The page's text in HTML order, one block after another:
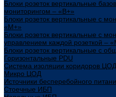
Блоки розеток вертикальные
мониторингом – «В+»
Блоки розеток вертикальные с
«М+»
Блоки розеток вертикальные с
управлением каждой розеткой –
Блоки розеток вертикальные с
Горизонтальные PDU
Система изоляции коридоров ЦОД
Микро ЦОД
Источники бесперебойного
Стоечные ИБП